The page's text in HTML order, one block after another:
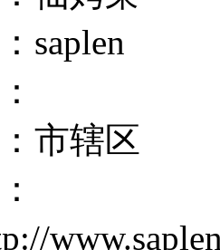
saplen
市辖区